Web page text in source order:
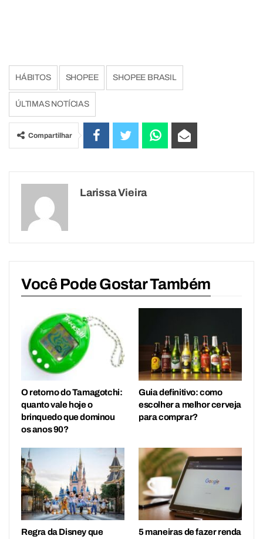
HÁBITOS SHOPEE SHOPEE BRASIL
ÚLTIMAS NOTÍCIAS
Compartilhar
Larissa Vieira
Você Pode Gostar Também
O retorno do Tamagotchi:
quanto vale hoje o
brinquedo que dominou
os anos 90?
Guia definitivo: como
escolher a melhor cerveja
para comprar?
Regra da Disney que
5 maneiras de fazer renda